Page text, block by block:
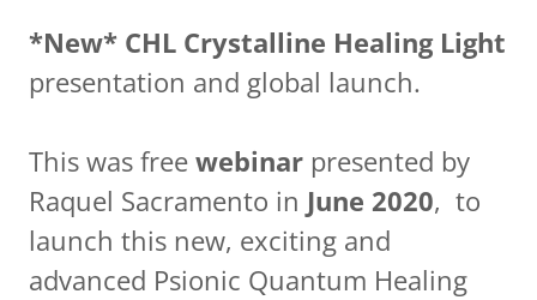
*New* CHL Crystalline Healing Light
presentation and global launch.
This was free webinar presented by
Raquel Sacramento in June 2020, to
launch this new, exciting and
advanced Psionic Quantum Healing